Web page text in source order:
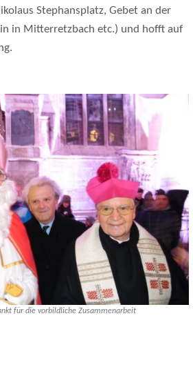
Stephansplatz, Gebet an der
in Mitterretzbach etc.) und hofft auf
für die vorbildliche Zusammenarbeit